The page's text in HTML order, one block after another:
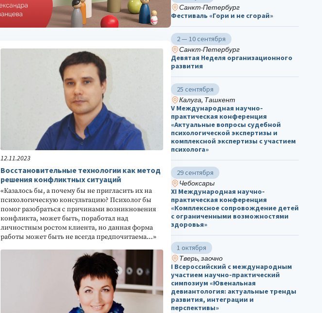
12.11.2023
Восстановительные технологии как метод
решения конфликтных ситуаций
«Казалось бы, а почему бы не пригласить их на
психологическую консультацию? Психолог бы
помог разобраться с причинами возникновения
конфликта, может быть, поработал над
личностным ростом клиента, но данная форма
работы может быть не всегда предпочитаема…»
Санкт-Петербург
Фестиваль «Гори и не сгорай»
2 — 10 сентября
Санкт-Петербург
Девятая Неделя организационного
развития
25 сентября
Калуга, Ташкент
V Международная научно-
практическая конференция
«Актуальные вопросы судебной
психологической экспертизы и
комплексной экспертизы с участием
психолога»
29 сентября
Чебоксары
ХΙ Международная научно-
практическая конференция
«Комплексное сопровождение детей
с ограниченными возможностями
здоровья»
1 октября
Тверь, заочно
I Всероссийский с международным
участием научно-практический
симпозиум «Ювенальная
девиантология: актуальные тренды
развития, интеграции и
перспективы»